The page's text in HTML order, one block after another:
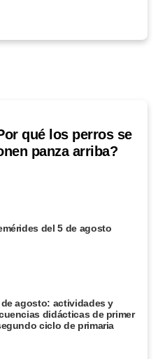
qué los perros se
panza arriba?
del 5 de agosto
de agosto: actividades y
didácticas de primer
ciclo de primaria